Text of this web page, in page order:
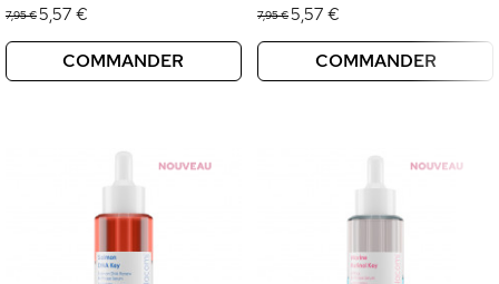
7,95 €5,57 €
COMMANDER
7,95 €5,57 €
COMMANDER